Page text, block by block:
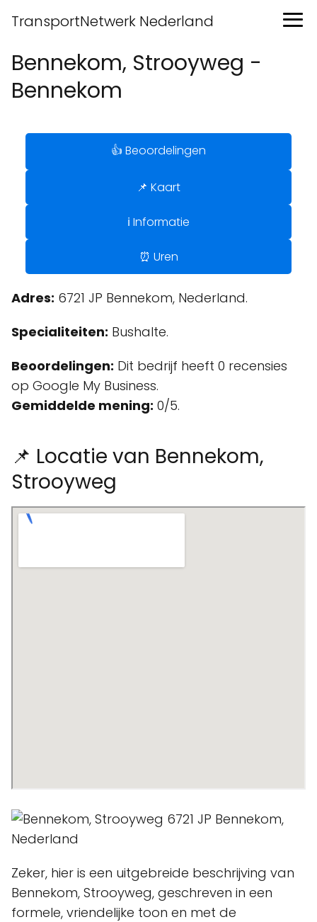
TransportNetwerk Nederland
Bennekom, Strooyweg -
Bennekom
👍 Beoordelingen
📌 Kaart
ℹ️ Informatie
⏰ Uren
Adres: 6721 JP Bennekom, Nederland.
Specialiteiten: Bushalte.
Beoordelingen: Dit bedrijf heeft 0 recensies
op Google My Business.
Gemiddelde mening: 0/5.
📌 Locatie van Bennekom,
Strooyweg
Zeker, hier is een uitgebreide beschrijving van
Bennekom, Strooyweg, geschreven in een
formele, vriendelijke toon en met de